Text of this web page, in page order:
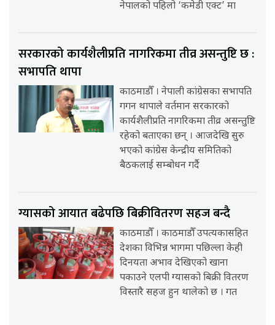
नेपालको पहिलो ‘कमेडी एक्ट’ मा
सरकारको कार्यशैलीप्रति नागरिकमा तीव्र असन्तुष्टि छ :
सभापति थापा
काठमाडौँ । नेपाली कांग्रेसका सभापति
गगन थापाले वर्तमान सरकारको
कार्यशैलीप्रति नागरिकमा तीव्र असन्तुष्टि
रहेको बताएका छन् । आजदेखि सुरु
भएको कांग्रेस केन्द्रीय समितिको
बैठकलाई सम्बोधन गर्दै
ग्यासको आयात बढेपछि बिक्रीवितरण सहज बन्दै
काठमाडौँ । काठमाडौँ उपत्यकासहित
देशका विभिन्न भागमा पछिल्ला केही
दिनयता अभाव देखिएको खाना
पकाउने एलपी ग्यासको बिक्री वितरण
विस्तारै सहज हुन थालेको छ । गत